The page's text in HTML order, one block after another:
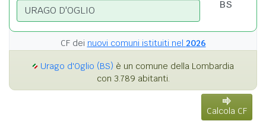
CF dei nuovi comuni istituiti nel 2026
Urago d'Oglio (BS) è un comune della Lombardia
con 3.789 abitanti.
Calcola CF